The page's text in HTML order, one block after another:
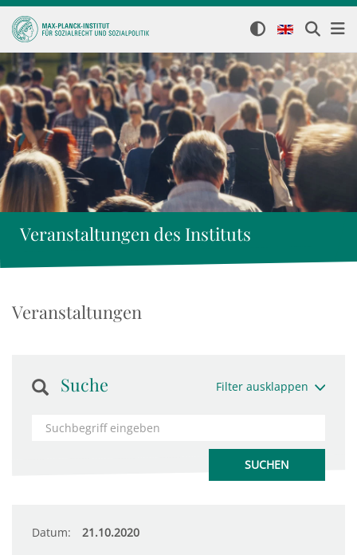
Veranstaltungen des Instituts
Veranstaltungen
Suche Filter ausklappen
Datum: 21.10.2020